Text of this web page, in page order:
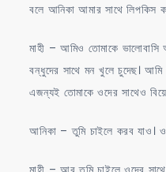
বলে আনিকা আমার সাথে লিপকিস
মাহী – আমিও তোমাকে
বন্ধুদের সাথে মন খুলে চুদেছ।
এজন্যই তোমাকে ওদের সাথেও বিয়ে
আনিকা – তুমি চাইলে করব যাও।